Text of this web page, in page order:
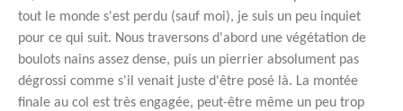
tout le monde s'est perdu (sauf moi), je suis un peu inquiet
pour ce qui suit. Nous traversons d'abord une végétation de
boulots nains assez dense, puis un pierrier absolument pas
dégrossi comme s'il venait juste d'être posé là. La montée
finale au col est très engagée, peut-être même un peu trop